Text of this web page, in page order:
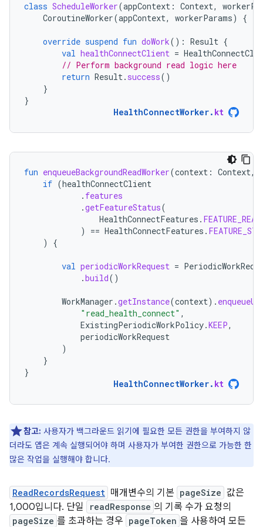
class ScheduleWorker(appContext : Context,
CoroutineWorker(appContext, workerParams) {
override suspend fun doWork(): Result {
val healthConnectClient =
// Perform background read logic here
return Result. success()
}
}
HealthConnectWorker. kt
fun enqueueBackgroundReadWorker(context : Context,
if (healthConnectClient
. features
.getFeatureStatus(
HealthConnectFeatures .
)
== HealthConnectFeatures .
)
{
val periodicWorkRequest =
.build()
WorkManager .getInstance(context).
"read_health_connect" ,
ExistingPeriodicWorkPolicy.KEEP,
periodicWorkRequest
)
}
}
HealthConnectWorker. kt
참고: 사용자가 백그라운드 읽기에 필요한 모든 권한을 부여하지 않
더라도 앱은 계속 실행되어야 하며 사용자가 부여한 권한으로 가능한 한
많은 작업을 실행해야 합니다.
ReadRecordsRequest 매개변수의 기본 pageSize 값은
1,000입니다. 단일
readResponse 의 기록 수가 요청의
pageSize 를 초과하는 경우 pageToken 을 사용하여 모든